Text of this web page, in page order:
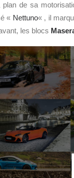
plan de sa
« Nettuno« , il
les blocs